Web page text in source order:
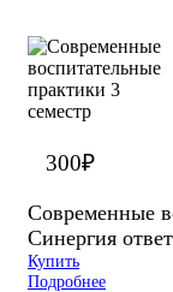
300₽
Современные
Синергия
Купить
Подробнее